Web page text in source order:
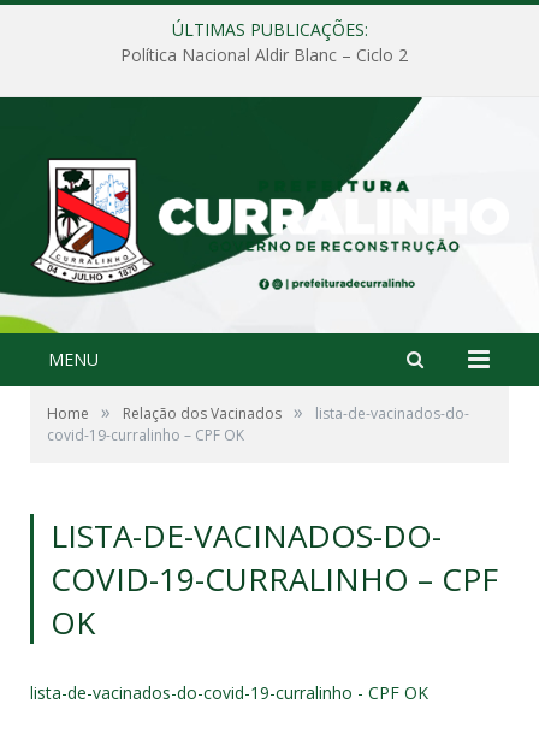
ÚLTIMAS PUBLICAÇÕES:
Política Nacional Aldir Blanc – Ciclo 2
MENU
Home » Relação dos Vacinados »
lista-de-vacinados-do-
covid-19-curralinho – CPF OK
LISTA-DE-VACINADOS-DO-
COVID-19-CURRALINHO – CPF
OK
lista-de-vacinados-do-covid-19-curralinho - CPF OK